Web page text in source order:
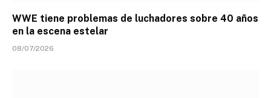
WWE tiene problemas de luchadores sobre 40 años
en la escena estelar
08/07/2026